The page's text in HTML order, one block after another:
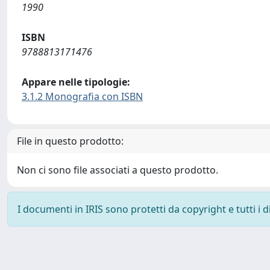
1990
ISBN
9788813171476
Appare nelle tipologie:
3.1.2 Monografia con ISBN
File in questo prodotto:
Non ci sono file associati a questo prodotto.
I documenti in IRIS sono protetti da copyright e tutti i